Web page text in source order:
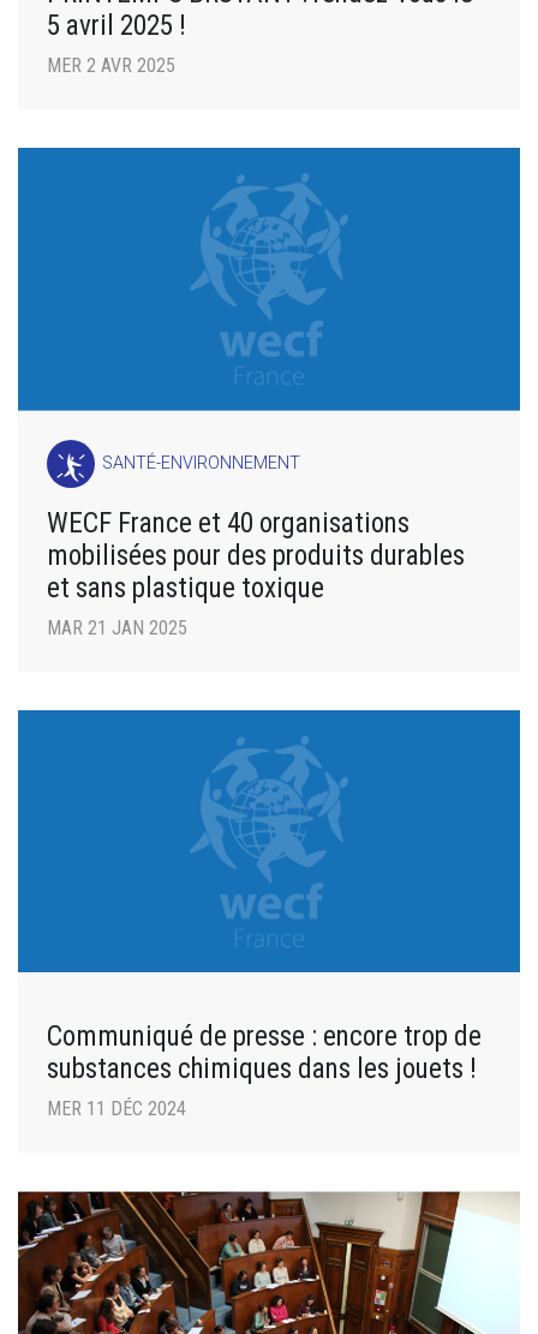
5 avril 2025 !
MER 2 AVR 2025
SANTÉ-ENVIRONNEMENT
WECF France et 40 organisations
mobilisées pour des produits durables
et sans plastique toxique
MAR 21 JAN 2025
Communiqué de presse : encore trop de
substances chimiques dans les jouets !
MER 11 DÉC 2024